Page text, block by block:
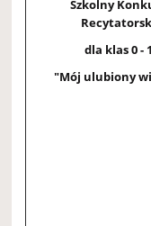
Szkolny
dla klas 0 - 1
"Mój ulubiony